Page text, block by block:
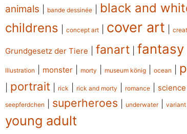
animals bande dessinée black and
childrens concept art cover art
Grundgesetz der Tiere fanart fantasy
Illustration monster morty museum könig ocean
portrait rick rick and morty romance
seepferdchen superheroes underwater|
young adult